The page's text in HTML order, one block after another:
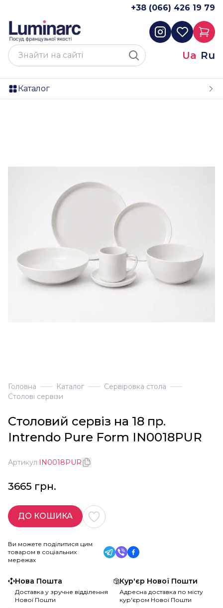
+38 (066) 426 19 79
Ua Ru
Каталог
Головна Каталог
Сервіровка стола
Столові сервізи
Столовий сервіз на 18 пр.
Intrendo Pure Form IN0018PUR
Артикул:IN0018PUR
3665 грн.
ДО КОШИКА
Ви можете поділитися цим
товаром в соціальних
мережах
Нова Пошта
Доставка у зручне відділення
Нової Пошти
Кур'єр Нової Пошти
Адресна доставка по місту
кур'єром Нової Пошти